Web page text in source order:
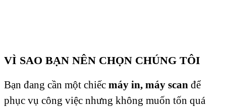
VÌ SAO BẠN NÊN CHỌN CHÚNG TÔI
Bạn đang cần một chiếc máy in, máy scan để
phục vụ công việc nhưng không muốn tốn quá